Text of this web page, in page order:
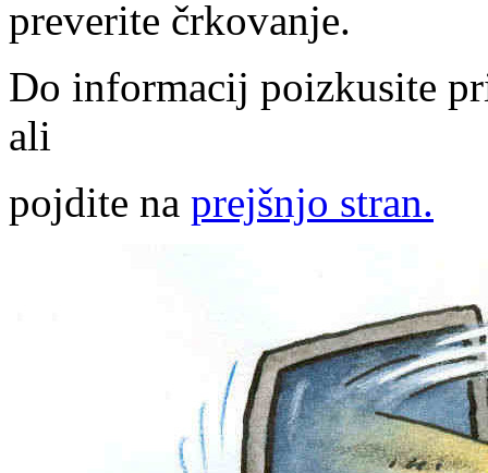
preverite črkovanje.
Do informacij poizkusite
ali
pojdite na prejšnjo stran.